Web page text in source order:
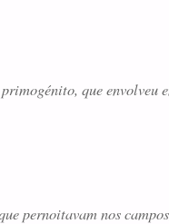
que envolveu
pernoitavam nos